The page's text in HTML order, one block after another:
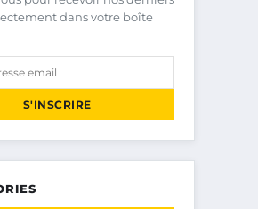
dans votre boîte
S'INSCRIRE